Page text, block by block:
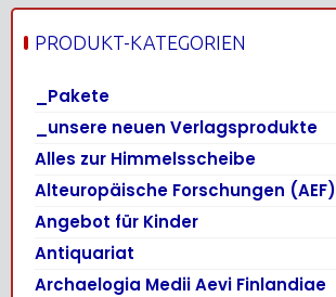
PRODUKT-KATEGORIEN
_Pakete
_unsere neuen Verlagsprodukte
Alles zur Himmelsscheibe
Alteuropäische Forschungen (AEF)
Angebot für Kinder
Antiquariat
Archaelogia Medii Aevi Finlandiae